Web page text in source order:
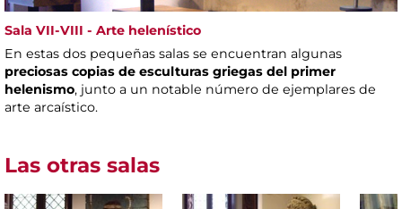
Sala VII-VIII - Arte helenístico
En estas dos pequeñas salas se encuentran algunas
preciosas copias de esculturas griegas del primer
helenismo, junto a un notable número de ejemplares de
arte arcaístico.
Las otras salas